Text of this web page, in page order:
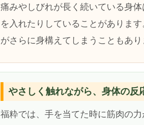
痛みやしびれが長く続いている身
を入れたりしていることがありま
がさらに身構えてしまうこともあり
やさしく触れながら、身体の反
福粋では、手を当てた時に筋肉の